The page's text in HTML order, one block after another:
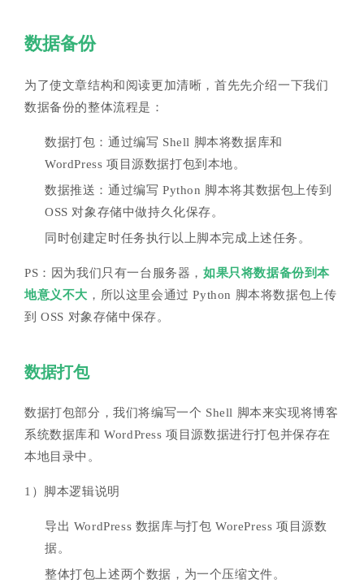
数据备份
为了使文章结构和阅读更加清晰，首先先介绍一下我们
数据备份的整体流程是：
数据打包：通过编写 Shell 脚本将数据库和
WordPress 项目源数据打包到本地。
数据推送：通过编写 Python 脚本将其数据包上传到
OSS 对象存储中做持久化保存。
同时创建定时任务执行以上脚本完成上述任务。
PS：因为我们只有一台服务器， 如果只将数据备份到本
地意义不大 ，所以这里会通过 Python 脚本将数据包上传
到 OSS 对象存储中保存。
数据打包
数据打包部分，我们将编写一个 Shell 脚本来实现将博客
系统数据库和 WordPress 项目源数据进行打包并保存在
本地目录中。
1）脚本逻辑说明
导出 WordPress 数据库与打包 WorePress 项目源数
据。
整体打包上述两个数据，为一个压缩文件。